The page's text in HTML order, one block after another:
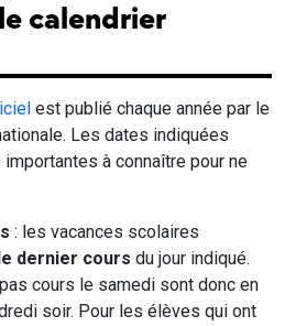
calendrier
est publié chaque année par le
Les dates indiquées
à connaître pour ne
: les vacances scolaires
dernier cours du jour indiqué.
cours le samedi sont donc en
soir. Pour les élèves qui ont